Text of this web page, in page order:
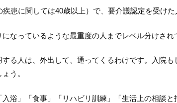
患に関しては40歳以上）で、要介護認定を受けた
になっているような最重度の人までレベル分けされ
る人は、外出して、通ってくるわけです。入院も
う。
浴」「食事」「リハビリ訓練」「生活上の相談と